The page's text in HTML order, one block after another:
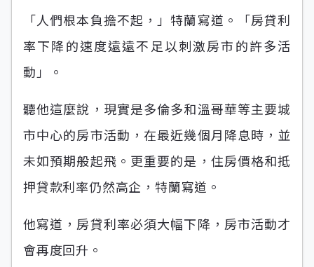
「人們根本負擔不起，」特蘭寫道。「房貸利
率下降的速度遠遠不足以刺激房市的許多活
動」。
聽他這麼說，現實是多倫多和溫哥華等主要城
市中心的房市活動，在最近幾個月降息時，並
未如預期般起飛。更重要的是，住房價格和抵
押貸款利率仍然高企，特蘭寫道。
他寫道，房貸利率必須大幅下降，房市活動才
會再度回升。